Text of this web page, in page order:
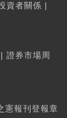
資者關係 |
| 證券市場周
憲報刊登報章